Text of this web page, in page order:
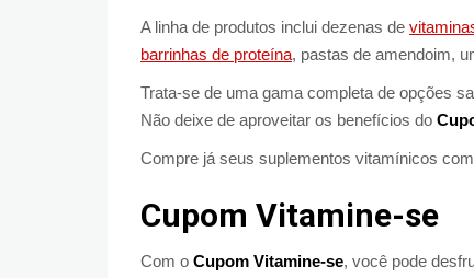
A linha de produtos inclui dezenas de
barrinhas de proteína, pastas de amendoim,
Trata-se de uma gama completa de opções
Não deixe de aproveitar os benefícios do
Compre já seus suplementos vitamínicos
Cupom Vitamine-se
Com o Cupom Vitamine-se, você pode